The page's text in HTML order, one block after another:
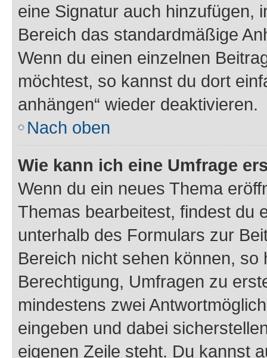
eine Signatur auch hinzufügen,
Bereich das standardmäßige
Wenn du einen einzelnen
möchtest, so kannst du dort
anhängen“ wieder deaktivieren.
Nach oben
Wie kann ich eine Umfrage
Wenn du ein neues Thema
Themas bearbeitest, findest du
unterhalb des Formulars zur
Bereich nicht sehen können,
Berechtigung, Umfragen zu
mindestens zwei
eingeben und dabei
eigenen Zeile steht. Du kannst